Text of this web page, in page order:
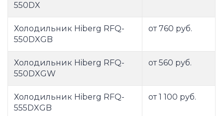
550DX
Холодильник Hiberg RFQ-
550DXGB
от 760 руб.
Холодильник Hiberg RFQ-
550DXGW
от 560 руб.
Холодильник Hiberg RFQ-
555DXGB
от 1 100 руб.